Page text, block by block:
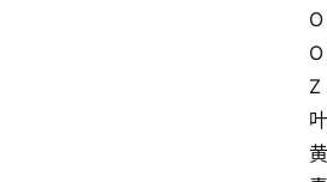
O
O
Z
叶
黄